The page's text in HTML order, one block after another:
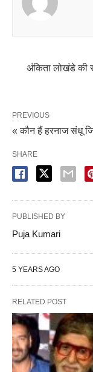
अंकिता लोखंडे की
PREVIOUS
« कौन हैं हरनाज संधू
SHARE
PUBLISHED BY
Puja Kumari
5 YEARS AGO
RELATED POST